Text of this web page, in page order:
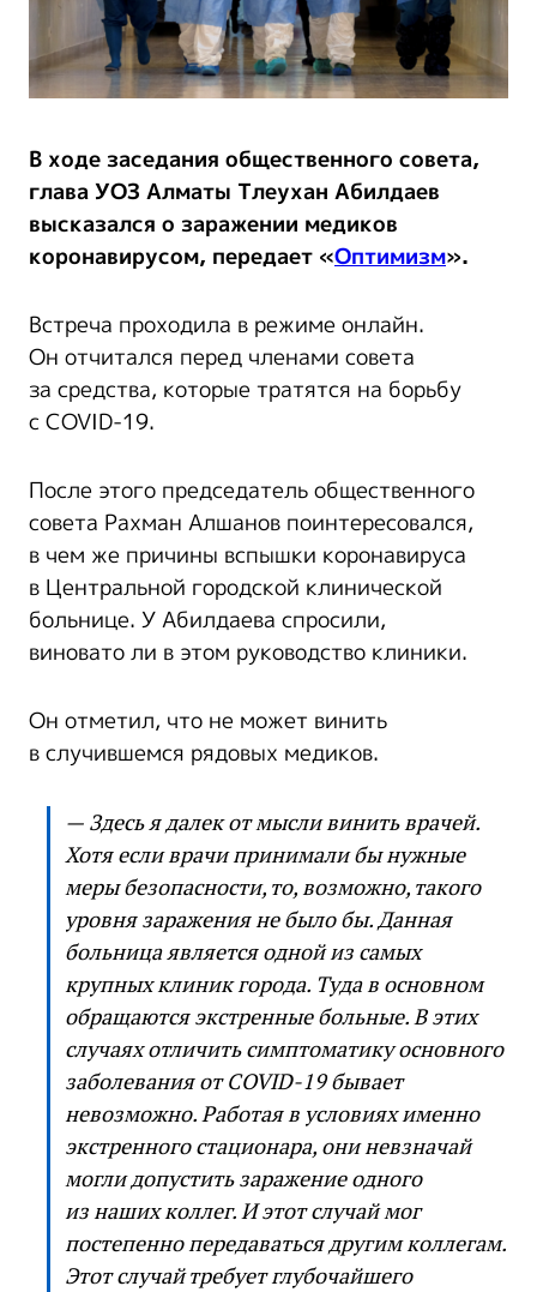
В ходе заседания общественного совета,
глава УОЗ Алматы Тлеухан Абилдаев
высказался о заражении медиков
коронавирусом, передает «Оптимизм».
Встреча проходила в режиме онлайн.
Он отчитался перед членами совета
за средства, которые тратятся на борьбу
с COVID-19.
После этого председатель общественного
совета Рахман Алшанов поинтересовался,
в чем же причины вспышки коронавируса
в Центральной городской клинической
больнице. У Абилдаева спросили,
виновато ли в этом руководство клиники.
Он отметил, что не может винить
в случившемся рядовых медиков.
— Здесь я далек от мысли винить врачей.
Хотя если врачи принимали бы нужные
меры безопасности, то, возможно, такого
уровня заражения не было бы. Данная
больница является одной из самых
крупных клиник города. Туда в основном
обращаются экстренные больные. В этих
случаях отличить симптоматику основного
заболевания от COVID-19 бывает
невозможно. Работая в условиях именно
экстренного стационара, они невзначай
могли допустить заражение одного
из наших коллег. И этот случай мог
постепенно передаваться другим коллегам.
Этот случай требует глубочайшего